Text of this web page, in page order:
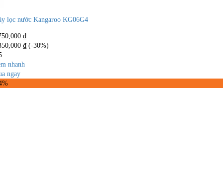
lọc nước Kangaroo KG06G4
₫
₫ (-30%)
nhanh
ngay